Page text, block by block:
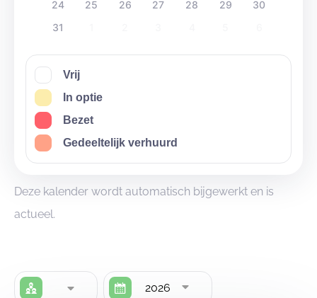
24
25 26 27 28 29
30
31
Vrij
In optie
Bezet
Gedeeltelijk verhuurd
Deze kalender wordt automatisch bijgewerkt en is
actueel.
2026